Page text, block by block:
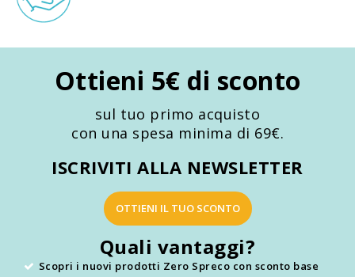
Ottieni 5€ di sconto
sul tuo primo acquisto
con una spesa minima di 69€.
ISCRIVITI ALLA NEWSLETTER
OTTIENI IL TUO SCONTO
Quali vantaggi?
Scopri i nuovi prodotti Zero Spreco con sconto base